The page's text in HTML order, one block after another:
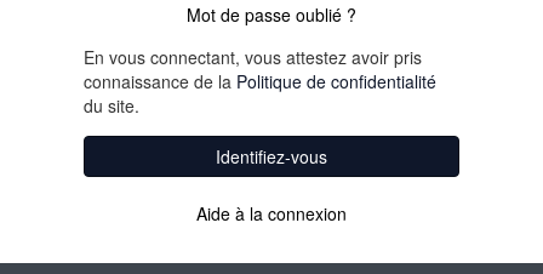
Mot de passe oublié ?
En vous connectant, vous attestez avoir pris
connaissance de la Politique de confidentialité
du site.
Identifiez-vous
Aide à la connexion